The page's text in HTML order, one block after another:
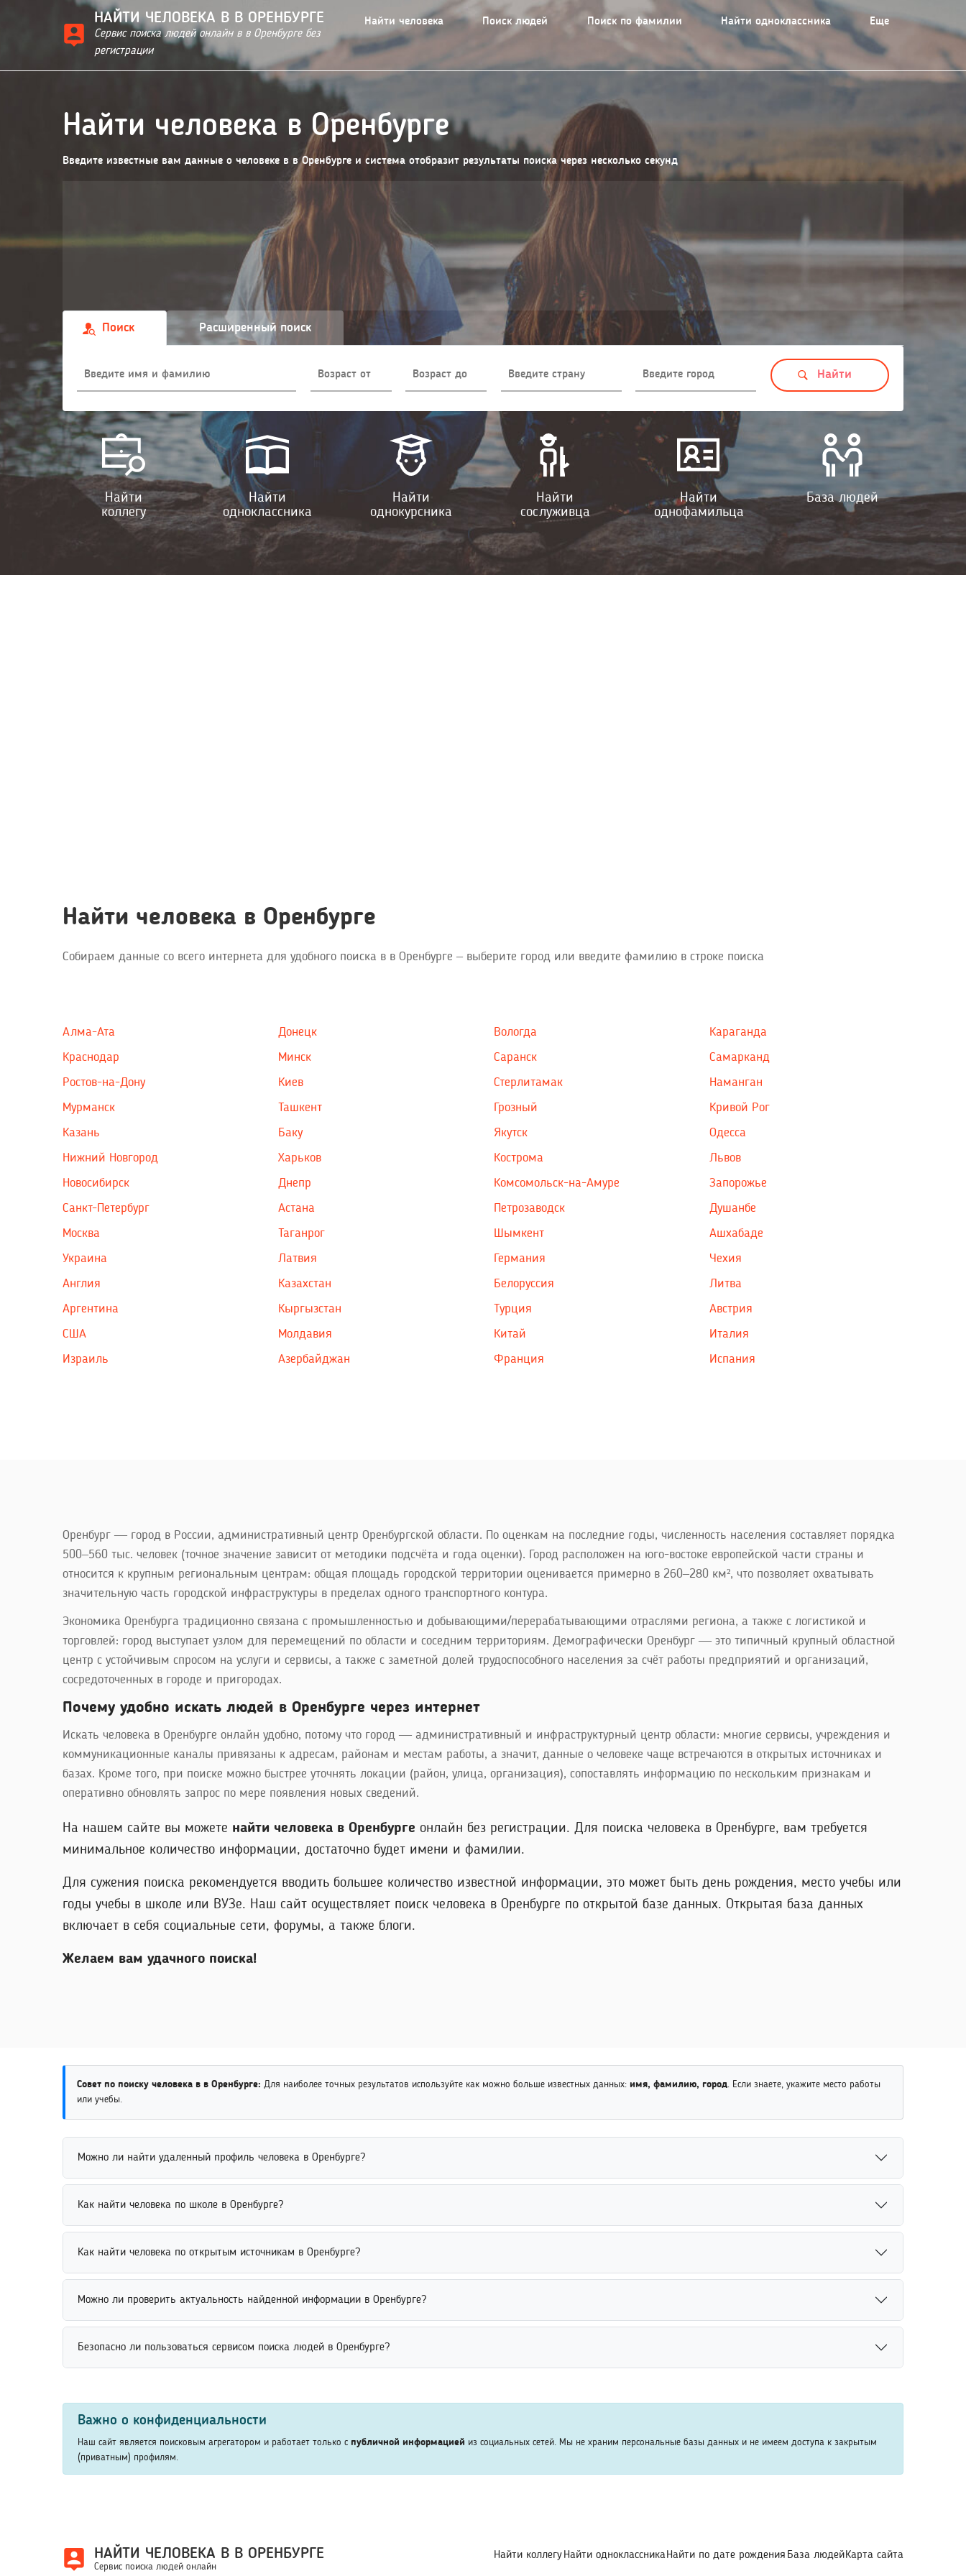
НАЙТИ ЧЕЛОВЕКА В В ОРЕНБУРГЕ
Сервис поиска людей онлайн в в Оренбурге без
регистрации
Найти человека Поиск людей Поиск по фамилии Найти одноклассника Еще
Найти человека в Оренбурге
Введите известные вам данные о человеке в в Оренбурге и система отобразит результаты поиска через несколько секунд
Поиск Расширенный поиск
Найти
коллегу
Найти
одноклассника
Найти
однокурсника
Найти
сослуживца
Найти
однофамильца
База людей
Найти человека в Оренбурге
Собираем данные со всего интернета для удобного поиска в в Оренбурге – выберите город или введите фамилию в строке поиска
Алма-Ата
Краснодар
Ростов-на-Дону
Мурманск
Казань
Нижний Новгород
Новосибирск
Санкт-Петербург
Москва
Донецк
Минск
Киев
Ташкент
Баку
Харьков
Днепр
Астана
Таганрог
Вологда
Саранск
Стерлитамак
Грозный
Якутск
Кострома
Комсомольск-на-Амуре
Петрозаводск
Шымкент
Караганда
Самарканд
Наманган
Кривой Рог
Одесса
Львов
Запорожье
Душанбе
Ашхабаде
Украина
Англия
Аргентина
США
Израиль
Латвия
Казахстан
Кыргызстан
Молдавия
Азербайджан
Германия
Белоруссия
Турция
Китай
Франция
Чехия
Литва
Австрия
Италия
Испания
Оренбург — город в России, административный центр Оренбургской области. По оценкам на последние годы, численность населения составляет порядка
500–560 тыс. человек (точное значение зависит от методики подсчёта и года оценки). Город расположен на юго-востоке европейской части страны и
относится к крупным региональным центрам: общая площадь городской территории оценивается примерно в 260–280 км², что позволяет охватывать
значительную часть городской инфраструктуры в пределах одного транспортного контура.
Экономика Оренбурга традиционно связана с промышленностью и добывающими/перерабатывающими отраслями региона, а также с логистикой и
торговлей: город выступает узлом для перемещений по области и соседним территориям. Демографически Оренбург — это типичный крупный областной
центр с устойчивым спросом на услуги и сервисы, а также с заметной долей трудоспособного населения за счёт работы предприятий и организаций,
сосредоточенных в городе и пригородах.
Почему удобно искать людей в Оренбурге через интернет
Искать человека в Оренбурге онлайн удобно, потому что город — административный и инфраструктурный центр области: многие сервисы, учреждения и
коммуникационные каналы привязаны к адресам, районам и местам работы, а значит, данные о человеке чаще встречаются в открытых источниках и
базах. Кроме того, при поиске можно быстрее уточнять локации (район, улица, организация), сопоставлять информацию по нескольким признакам и
оперативно обновлять запрос по мере появления новых сведений.
На нашем сайте вы можете найти человека в Оренбурге онлайн без регистрации. Для поиска человека в Оренбурге, вам требуется
минимальное количество информации, достаточно будет имени и фамилии.
Для сужения поиска рекомендуется вводить большее количество известной информации, это может быть день рождения, место учебы или
годы учебы в школе или ВУЗе. Наш сайт осуществляет поиск человека в Оренбурге по открытой базе данных. Открытая база данных
включает в себя социальные сети, форумы, а также блоги.
Желаем вам удачного поиска!
Совет по поиску человека в в Оренбурге: Для наиболее точных результатов используйте как можно больше известных данных: имя, фамилию, город . Если знаете, укажите место работы
или учебы.
Можно ли найти удаленный профиль человека в Оренбурге?
Найти удаленный профиль человека бывает сложно, однако часть информации может сохраняться в поисковых системах или архивных копиях страниц.
пользователе.
Как найти человека по школе в Оренбурге?
Найти человека по школе можно через сообщества выпускников, социальные сети и онлайн-сервисы поиска людей. Для более точного результата рекомендуется
Как найти человека по открытым источникам в Оренбурге?
Поиск человека по открытым источникам выполняется через социальные сети, публичные справочники, форумы и поисковые системы. Сервис анализирует доступную
Можно ли проверить актуальность найденной информации в Оренбурге?
Проверить актуальность найденной информации можно через сравнение данных из нескольких открытых источников и социальных сетей. Совпадение фотографий,
Безопасно ли пользоваться сервисом поиска людей в Оренбурге?
персональной информации и не передавать конфиденциальные данные третьим лицам. Надежные сервисы соблюдают требования безопасности и защиты
пользовательских данных.
Важно о конфиденциальности
Наш сайт является поисковым агрегатором и работает только с публичной информацией из социальных сетей. Мы не храним персональные базы данных и не имеем доступа к закрытым
(приватным) профилям.
НАЙТИ ЧЕЛОВЕКА В В ОРЕНБУРГЕ
Сервис поиска людей онлайн
Найти коллегуНайти одноклассникаНайти по дате рождения База людейКарта сайта